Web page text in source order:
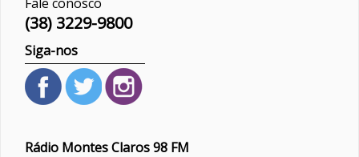
(38) 3229-9800
Siga-nos
Rádio Montes Claros 98 FM